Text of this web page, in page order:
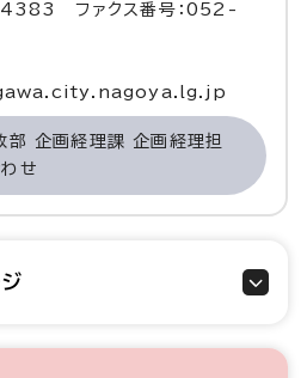
ファクス番号：052-
部 企画経理課 企画経理担
せ